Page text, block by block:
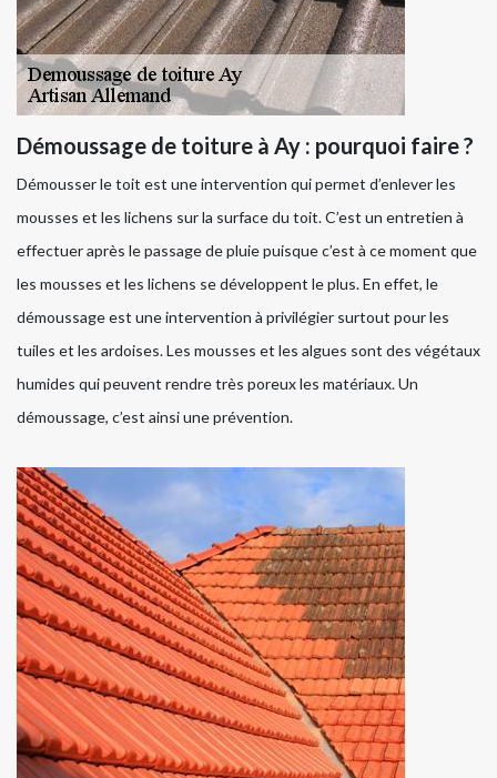
Démoussage de toiture à Ay : pourquoi faire ?
Démousser le toit est une intervention qui permet d’enlever les
mousses et les lichens sur la surface du toit. C’est un entretien à
effectuer après le passage de pluie puisque c’est à ce moment que
les mousses et les lichens se développent le plus. En effet, le
démoussage est une intervention à privilégier surtout pour les
tuiles et les ardoises. Les mousses et les algues sont des végétaux
humides qui peuvent rendre très poreux les matériaux. Un
démoussage, c’est ainsi une prévention.